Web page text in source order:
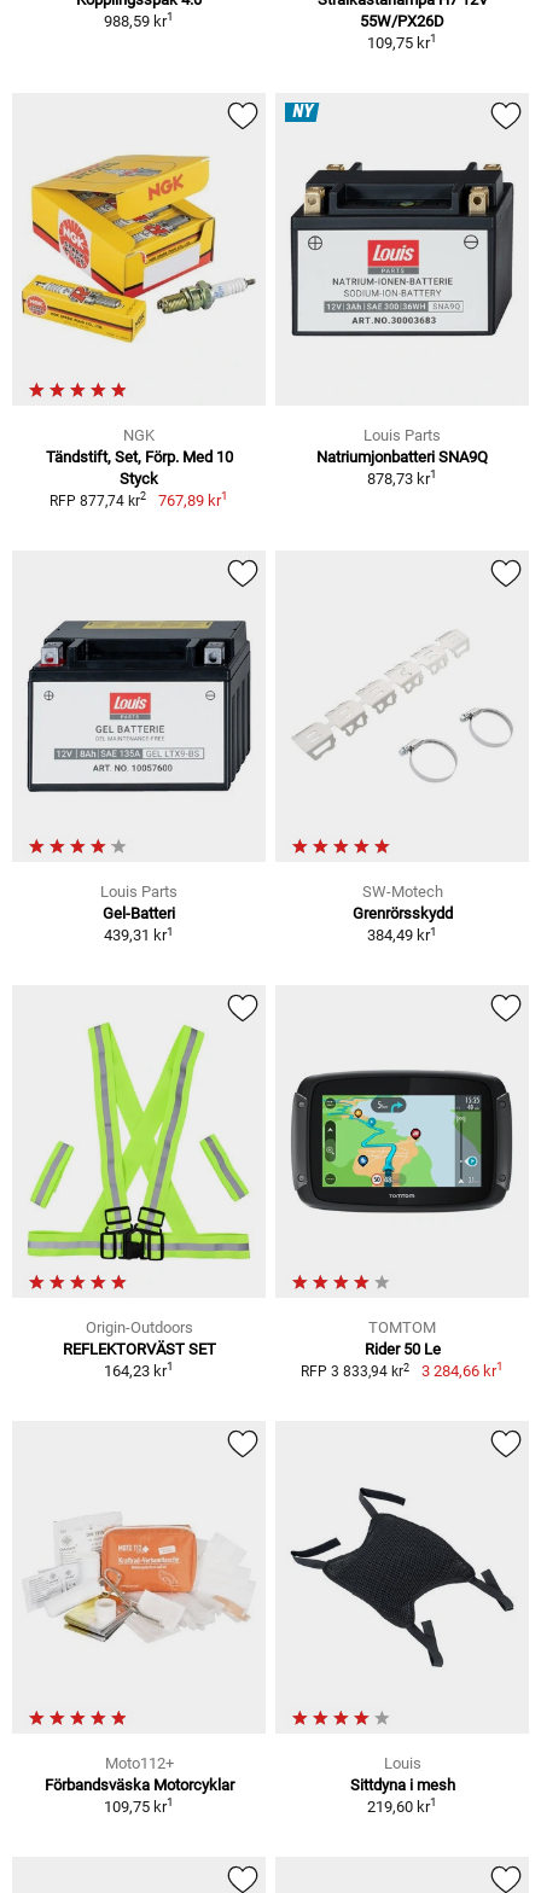
988,59 kr1
55W/PX26D
109,75 kr1
NGK
Tändstift, Set, Förp. Med 10
Styck
RFP 877,74 kr2 767,89 kr1
NY
Louis Parts
Natriumjonbatteri SNA9Q
878,73 kr1
Louis Parts
Gel-Batteri
439,31 kr1
SW-Motech
Grenrörsskydd
384,49 kr1
Origin-Outdoors
REFLEKTORVÄST SET
164,23 kr1
TOMTOM
Rider 50 Le
RFP 3 833,94 kr2 3 284,66 kr1
Moto112+
Förbandsväska Motorcyklar
109,75 kr1
Louis
Sittdyna i mesh
219,60 kr1